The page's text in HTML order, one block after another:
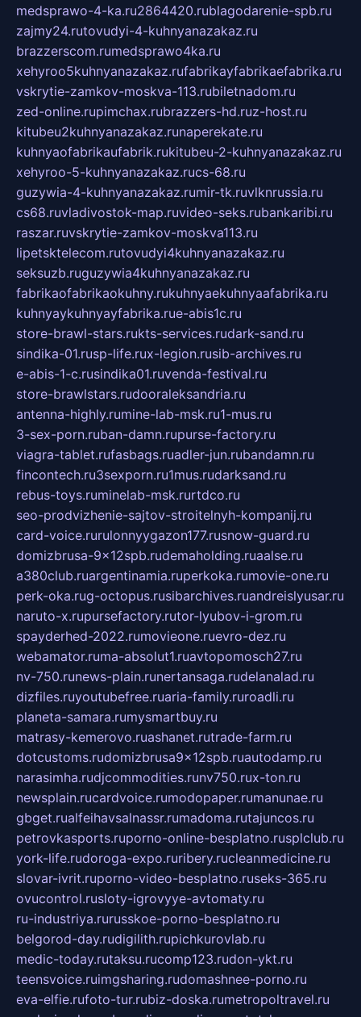
medsprawo-4-ka.ru2864420.rublagodarenie-spb.ru
zajmy24.rutovudyi-4-kuhnyanazakaz.ru
brazzerscom.rumedsprawo4ka.ru
xehyroo5kuhnyanazakaz.rufabrikayfabrikaefabrika.ru
vskrytie-zamkov-moskva-113.rubiletnadom.ru
zed-online.rupimchax.rubrazzers-hd.ruz-host.ru
kitubeu2kuhnyanazakaz.runaperekate.ru
kuhnyaofabrikaufabrik.rukitubeu-2-kuhnyanazakaz.ru
xehyroo-5-kuhnyanazakaz.rucs-68.ru
guzywia-4-kuhnyanazakaz.rumir-tk.ruvlknrussia.ru
cs68.ruvladivostok-map.ruvideo-seks.rubankaribi.ru
raszar.ruvskrytie-zamkov-moskva113.ru
lipetsktelecom.rutovudyi4kuhnyanazakaz.ru
seksuzb.ruguzywia4kuhnyanazakaz.ru
fabrikaofabrikaokuhny.rukuhnyaekuhnyaafabrika.ru
kuhnyaykuhnyayfabrika.rue-abis1c.ru
store-brawl-stars.rukts-services.rudark-sand.ru
sindika-01.rusp-life.rux-legion.rusib-archives.ru
e-abis-1-c.rusindika01.ruvenda-festival.ru
store-brawlstars.rudooraleksandria.ru
antenna-highly.rumine-lab-msk.ru1-mus.ru
3-sex-porn.ruban-damn.rupurse-factory.ru
viagra-tablet.rufasbags.ruadler-jun.rubandamn.ru
fincontech.ru3sexporn.ru1mus.rudarksand.ru
rebus-toys.ruminelab-msk.rurtdco.ru
seo-prodvizhenie-sajtov-stroitelnyh-kompanij.ru
card-voice.rurulonnyygazon177.rusnow-guard.ru
domizbrusa-9x12spb.rudemaholding.ruaalse.ru
a380club.ruargentinamia.ruperkoka.rumovie-one.ru
perk-oka.rug-octopus.rusibarchives.ruandreislyusar.ru
naruto-x.rupursefactory.rutor-lyubov-i-grom.ru
spayderhed-2022.rumovieone.ruevro-dez.ru
webamator.ruma-absolut1.ruavtopomosch27.ru
nv-750.runews-plain.runertansaga.rudelanalad.ru
dizfiles.ruyoutubefree.ruaria-family.ruroadli.ru
planeta-samara.rumysmartbuy.ru
matrasy-kemerovo.ruashanet.rutrade-farm.ru
dotcustoms.rudomizbrusa9x12spb.ruautodamp.ru
narasimha.rudjcommodities.runv750.rux-ton.ru
newsplain.rucardvoice.rumodopaper.rumanunae.ru
gbget.rualfeihavsalnassr.rumadoma.rutajuncos.ru
petrovkasports.ruporno-online-besplatno.rusplclub.ru
york-life.rudoroga-expo.ruribery.rucleanmedicine.ru
slovar-ivrit.ruporno-video-besplatno.ruseks-365.ru
ovucontrol.rusloty-igrovyye-avtomaty.ru
ru-industriya.rurusskoe-porno-besplatno.ru
belgorod-day.rudigilith.rupichkurovlab.ru
medic-today.rutaksu.rucomp123.rudon-ykt.ru
teensvoice.ruimgsharing.rudomashnee-porno.ru
eva-elfie.rufoto-tur.rubiz-doska.rumetropoltravel.ru